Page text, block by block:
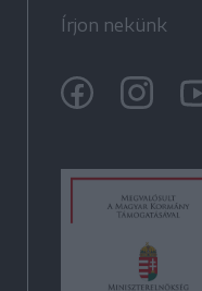
Írjon nekünk